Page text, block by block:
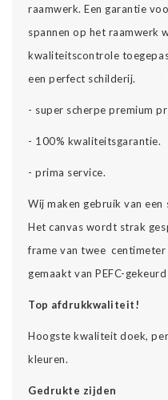
raamwerk. Een garantie
spannen op het raamwerk
kwaliteitscontrole
een perfect schilderij.
- super scherpe premium
- 100% kwaliteitsgarantie.
- prima service.
Wij maken gebruik van
Het canvas wordt strak
frame van twee
gemaakt van PEFC-
Top afdrukkwaliteit!
Hoogste kwaliteit doek,
kleuren.
Gedrukte zijden